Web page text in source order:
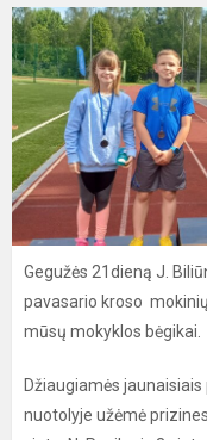
Gegužės 21dieną J.
pavasario kroso
mūsų mokyklos bėgikai.
Džiaugiamės
nuotolyje užėmė